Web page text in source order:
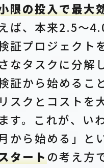
限の投入で最大
ば、本来2.5～
証プロジェクト
なタスクに分解
証から始めるこ
スクとコストを
す。これが、い
から始める」と
タートの考え方